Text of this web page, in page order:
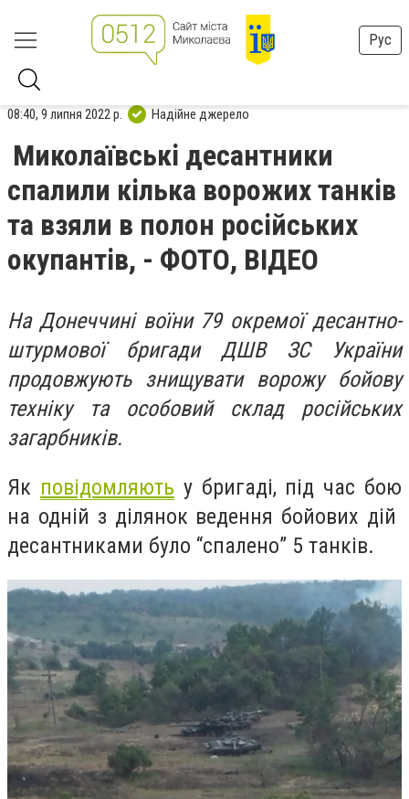
Рус
08:40, 9 липня 2022 р. Надійне джерело
Миколаївські десантники
спалили кілька ворожих танків
та взяли в полон російських
окупантів, - ФОТО, ВІДЕО
На Донеччині воїни 79 окремої десантно-
штурмової бригади ДШВ ЗС України
продовжують знищувати ворожу бойову
техніку та особовий склад російських
загарбників.
Як повідомляють у бригаді, під час бою
на одній з ділянок ведення бойових дій
десантниками було “спалено” 5 танків.